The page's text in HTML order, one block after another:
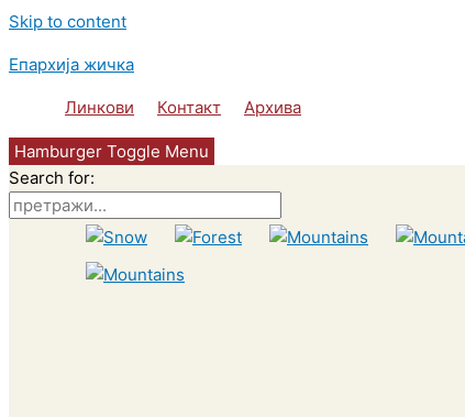
Skip to content
Епархија жичка
Линкови Контакт Архива
Hamburger Toggle Menu
Search for: